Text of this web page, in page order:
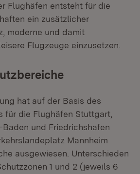
Flughäfen entsteht für die
ein zusätzlicher
moderne und damit
Flugzeuge einzusetzen.
hat auf der Basis des
für die Flughäfen Stuttgart,
und Friedrichshafen
Mannheim
ausgewiesen. Unterschieden
1 und 2 (jeweils 6